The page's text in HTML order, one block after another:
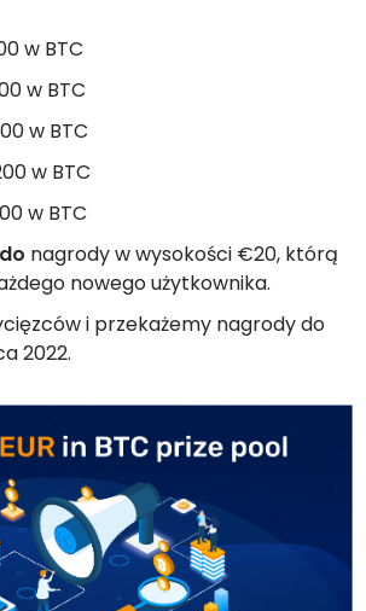
w BTC
w BTC
w BTC
w BTC
w BTC
nagrody w wysokości €20, którą
nowego użytkownika.
i przekażemy nagrody do
2022.